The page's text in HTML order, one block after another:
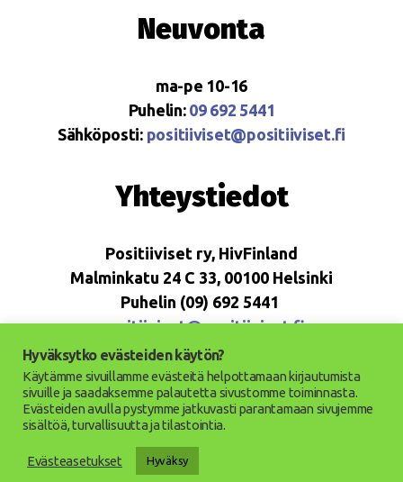
Neuvonta
ma-pe 10-16
Puhelin: 09 692 5441
Sähköposti: positiiviset@positiiviset.fi
Yhteystiedot
Positiiviset ry, HivFinland
Malminkatu 24 C 33, 00100 Helsinki
Puhelin (09) 692 5441
positiiviset@positiiviset.fi
© 2026 Positiiviset ry
Tietosuojaseloste
Hyväksytko evästeiden käytön?
Käytämme sivuillamme evästeitä helpottamaan kirjautumista
sivuille ja saadaksemme palautetta sivustomme toiminnasta.
Evästeiden avulla pystymme jatkuvasti parantamaan sivujemme
sisältöä, turvallisuutta ja tilastointia.
Evästeasetukset Hyväksy